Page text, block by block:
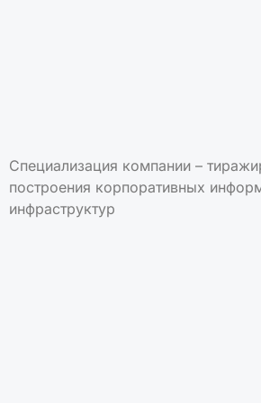
Специализация компании –
построения корпоративных
инфраструктур